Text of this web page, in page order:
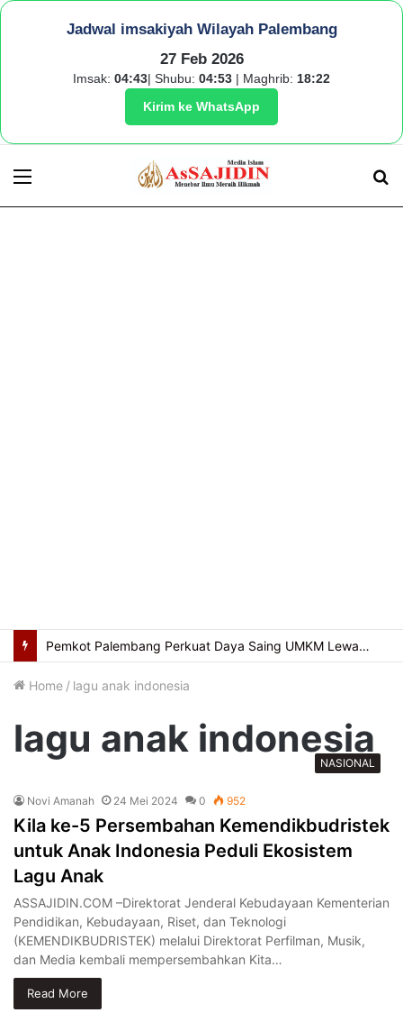
Jadwal imsakiyah Wilayah Palembang
27 Feb 2026
Imsak: 04:43| Shubu: 04:53 | Maghrib: 18:22
Kirim ke WhatsApp
Menu
Pemkot Palembang Perkuat Daya Saing UMKM Lewat Seminar Transformasi Digital
Home / lagu anak indonesia
lagu anak indonesia
NASIONAL
Novi Amanah 24 Mei 2024 0 952
Kila ke-5 Persembahan Kemendikbudristek
untuk Anak Indonesia Peduli Ekosistem
Lagu Anak
ASSAJIDIN.COM –Direktorat Jenderal Kebudayaan Kementerian
Pendidikan, Kebudayaan, Riset, dan Teknologi
(KEMENDIKBUDRISTEK) melalui Direktorat Perfilman, Musik,
dan Media kembali mempersembahkan Kita…
Read More